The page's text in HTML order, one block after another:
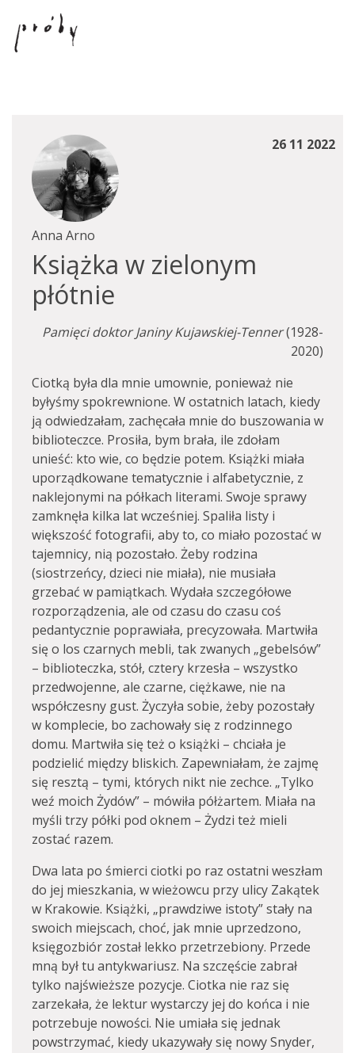
26 11 2022
Anna Arno
Książka w zielonym
płótnie
Pamięci doktor Janiny Kujawskiej-Tenner(1928-
2020)
Ciotką była dla mnie umownie, ponieważ nie
byłyśmy spokrewnione. W ostatnich latach, kiedy
ją odwiedzałam, zachęcała mnie do buszowania w
biblioteczce. Prosiła, bym brała, ile zdołam
unieść: kto wie, co będzie potem. Książki miała
uporządkowane tematycznie i alfabetycznie, z
naklejonymi na półkach literami. Swoje sprawy
zamknęła kilka lat wcześniej. Spaliła listy i
większość fotografii, aby to, co miało pozostać w
tajemnicy, nią pozostało. Żeby rodzina
(siostrzeńcy, dzieci nie miała), nie musiała
grzebać w pamiątkach. Wydała szczegółowe
rozporządzenia, ale od czasu do czasu coś
pedantycznie poprawiała, precyzowała. Martwiła
się o los czarnych mebli, tak zwanych „gebelsów”
– biblioteczka, stół, cztery krzesła – wszystko
przedwojenne, ale czarne, ciężkawe, nie na
współczesny gust. Życzyła sobie, żeby pozostały
w komplecie, bo zachowały się z rodzinnego
domu. Martwiła się też o książki – chciała je
podzielić między bliskich. Zapewniałam, że zajmę
się resztą – tymi, których nikt nie zechce. „Tylko
weź moich Żydów” – mówiła półżartem. Miała na
myśli trzy półki pod oknem – Żydzi też mieli
zostać razem.
Dwa lata po śmierci ciotki po raz ostatni weszłam
do jej mieszkania, w wieżowcu przy ulicy Zakątek
w Krakowie. Książki, „prawdziwe istoty” stały na
swoich miejscach, choć, jak mnie uprzedzono,
księgozbiór został lekko przetrzebiony. Przede
mną był tu antykwariusz. Na szczęście zabrał
tylko najświeższe pozycje. Ciotka nie raz się
zarzekała, że lektur wystarczy jej do końca i nie
potrzebuje nowości. Nie umiała się jednak
powstrzymać, kiedy ukazywały się nowy Snyder,